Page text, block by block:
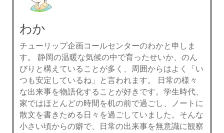
わか
チューリップ企画コールセンターのわかと申しま
す。 静岡の温暖な気候の中で育ったせいか、のん
びりと構えていることが多く、周囲からはよく「い
つも安定しているね」と言われます。 日常の様々
な出来事を物語化することが好きです。学生時代、
家ではほとんどの時間を机の前で過ごし、ノートに
散文を書きためる日々を過ごしていました。そんな
小さい頃からの癖で、日常の出来事を無意識に観察